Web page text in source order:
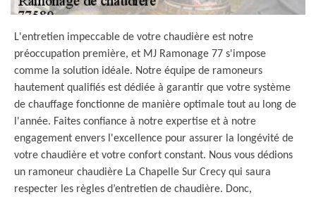
L'entretien impeccable de votre chaudière est notre
préoccupation première, et MJ Ramonage 77 s'impose
comme la solution idéale. Notre équipe de ramoneurs
hautement qualifiés est dédiée à garantir que votre système
de chauffage fonctionne de manière optimale tout au long de
l'année. Faites confiance à notre expertise et à notre
engagement envers l'excellence pour assurer la longévité de
votre chaudière et votre confort constant. Nous vous dédions
un ramoneur chaudière La Chapelle Sur Crecy qui saura
respecter les règles d’entretien de chaudière. Donc,